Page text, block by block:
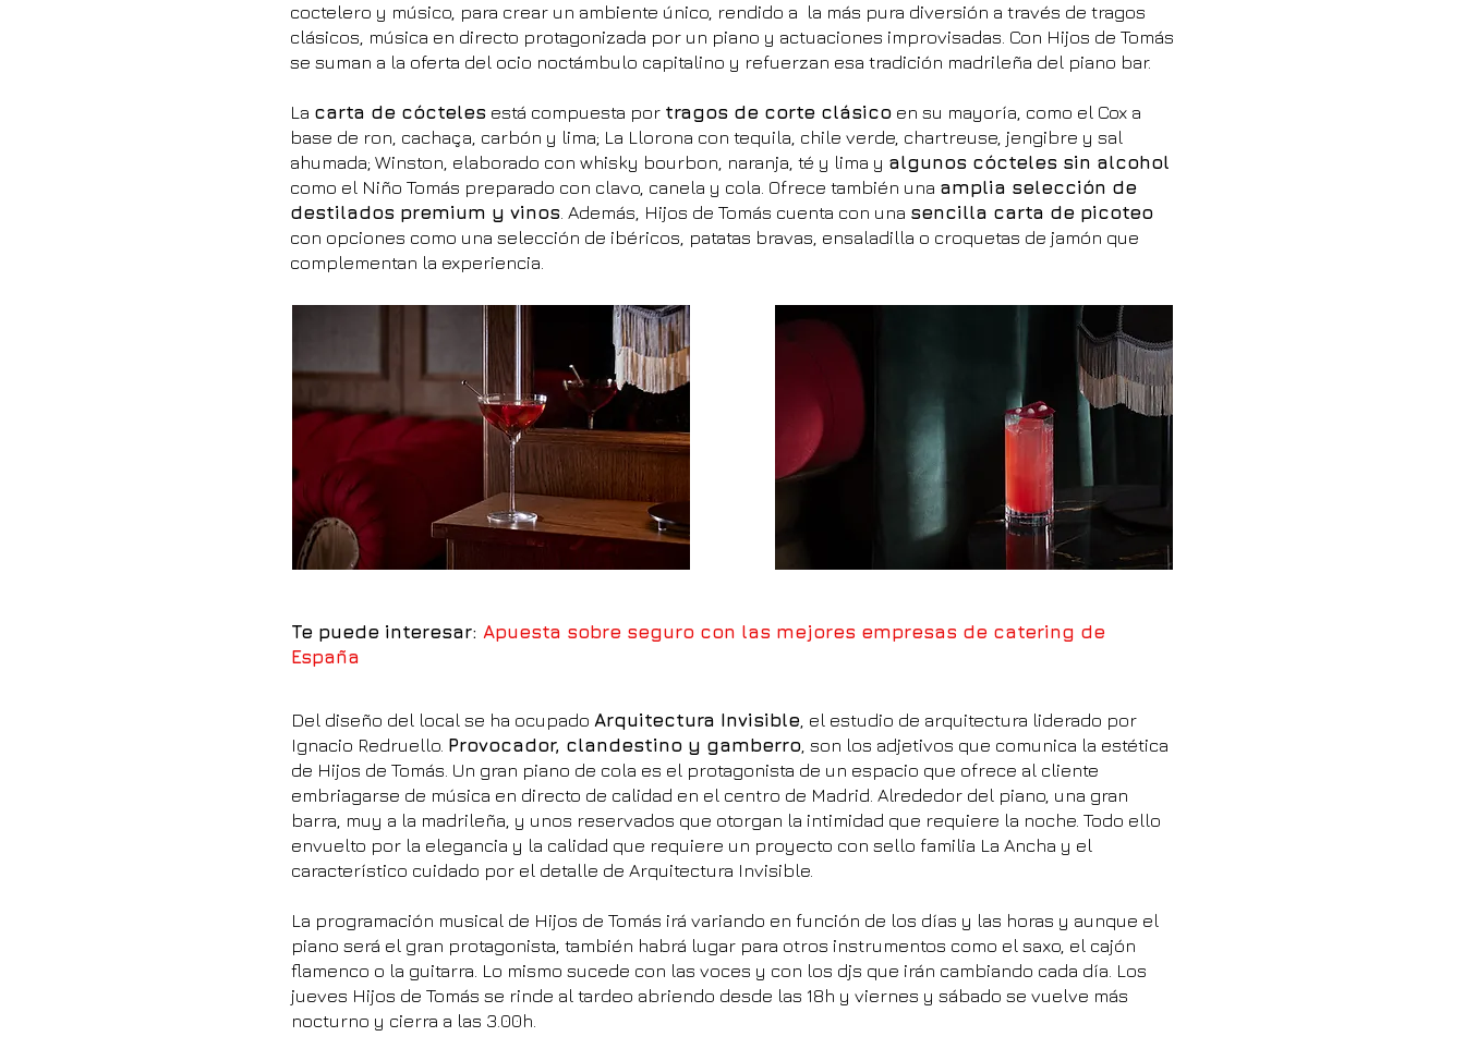
coctelero y músico, para crear un ambiente único, rendido a la más pura diversión a través de tragos
clásicos, música en directo protagonizada por un piano y actuaciones improvisadas. Con Hijos de Tomás
se suman a la oferta del ocio noctámbulo capitalino y refuerzan esa tradición madrileña del piano bar.
La carta de cócteles está compuesta por tragos de corte clásico en su mayoría, como el Cox a
base de ron, cachaça, carbón y lima; La Llorona con tequila, chile verde, chartreuse, jengibre y sal
ahumada; Winston, elaborado con whisky bourbon, naranja, té y lima y algunos cócteles sin alcohol
como el Niño Tomás preparado con clavo, canela y cola. Ofrece también una amplia selección de
destilados premium y vinos. Además, Hijos de Tomás cuenta con una sencilla carta de picoteo
con opciones como una selección de ibéricos, patatas bravas, ensaladilla o croquetas de jamón que
complementan la experiencia.
Te puede interesar: Apuesta sobre seguro con las mejores empresas de catering de
España
Del diseño del local se ha ocupado Arquitectura Invisible, el estudio de arquitectura liderado por
Ignacio Redruello. Provocador, clandestino y gamberro, son los adjetivos que comunica la estética
de Hijos de Tomás. Un gran piano de cola es el protagonista de un espacio que ofrece al cliente
embriagarse de música en directo de calidad en el centro de Madrid. Alrededor del piano, una gran
barra, muy a la madrileña, y unos reservados que otorgan la intimidad que requiere la noche. Todo ello
envuelto por la elegancia y la calidad que requiere un proyecto con sello familia La Ancha y el
característico cuidado por el detalle de Arquitectura Invisible.
La programación musical de Hijos de Tomás irá variando en función de los días y las horas y aunque el
piano será el gran protagonista, también habrá lugar para otros instrumentos como el saxo, el cajón
flamenco o la guitarra. Lo mismo sucede con las voces y con los djs que irán cambiando cada día. Los
jueves Hijos de Tomás se rinde al tardeo abriendo desde las 18h y viernes y sábado se vuelve más
nocturno y cierra a las 3.00h.